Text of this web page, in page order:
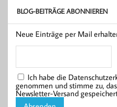
BLOG-BEITRÄGE ABONNIEREN
Neue Einträge per Mail
Ich habe die
genommen und stimme zu,
Newsletter-Versand